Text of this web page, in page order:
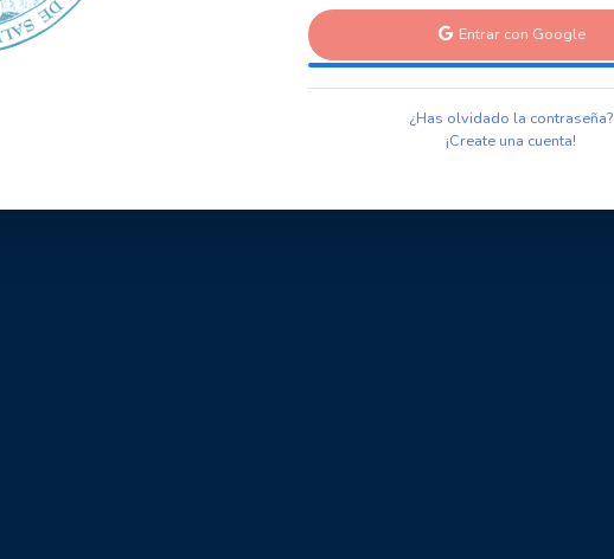
Entrar con Google
¿Has olvidado la contraseña?
¡Create una cuenta!